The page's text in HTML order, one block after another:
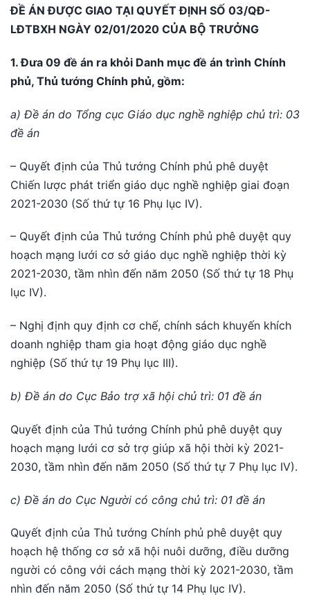
ĐỀ ÁN ĐƯỢC GIAO TẠI QUYẾT ĐỊNH SỐ 03/QĐ-
LĐTBXH NGÀY 02/01/2020 CỦA BỘ TRƯỞNG
1. Đưa 09 đề án ra khỏi Danh mục đề án trình Chính
phủ, Thủ tướng Chính phủ, gồm:
a) Đề án do Tổng cục Giáo dục nghề nghiệp chủ trì: 03
đề án
– Quyết định của Thủ tướng Chính phủ phê duyệt
Chiến lược phát triển giáo dục nghề nghiệp giai đoạn
2021-2030 (Số thứ tự 16 Phụ lục IV).
– Quyết định của Thủ tướng Chính phủ phê duyệt quy
hoạch mạng lưới cơ sở giáo dục nghề nghiệp thời kỳ
2021-2030, tầm nhìn đến năm 2050 (Số thứ tự 18 Phụ
lục IV).
– Nghị định quy định cơ chế, chính sách khuyến khích
doanh nghiệp tham gia hoạt động giáo dục nghề
nghiệp (Số thứ tự 19 Phụ lục III).
b) Đề án do Cục Bảo trợ xã hội chủ trì: 01 đề án
Quyết định của Thủ tướng Chính phủ phê duyệt quy
hoạch mạng lưới cơ sở trợ giúp xã hội thời kỳ 2021-
2030, tầm nhìn đến năm 2050 (Số thứ tự 7 Phụ lục IV).
c) Đề án do Cục Người có công chủ trì: 01 đề án
Quyết định của Thủ tướng Chính phủ phê duyệt quy
hoạch hệ thống cơ sở xã hội nuôi dưỡng, điều dưỡng
người có công với cách mạng thời kỳ 2021-2030, tầm
nhìn đến năm 2050 (Số thứ tự 14 Phụ lục IV).